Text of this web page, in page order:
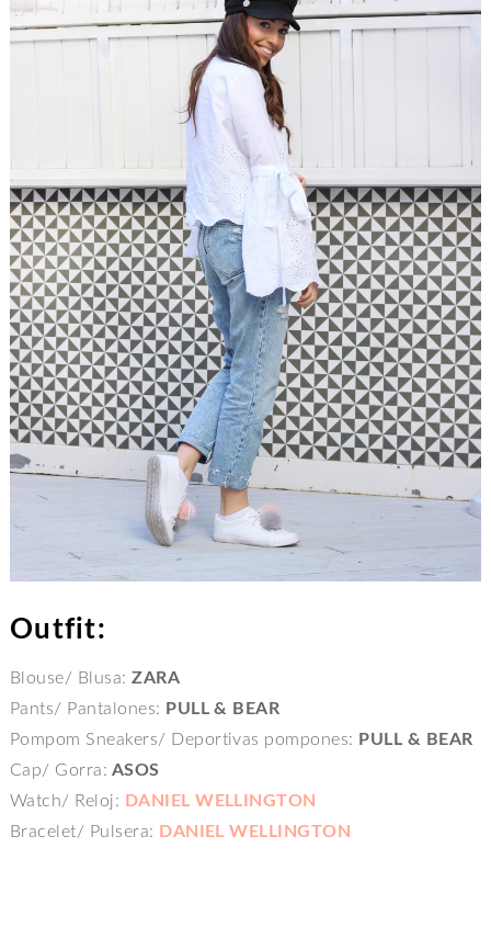
Outfit:
Blouse/ Blusa:ZARA
Pants/ Pantalones: PULL & BEAR
Pompom Sneakers/ Deportivas pompones: PULL & BEAR
Cap/ Gorra: ASOS
Watch/ Reloj: DANIEL WELLINGTON
Bracelet/ Pulsera: DANIEL WELLINGTON